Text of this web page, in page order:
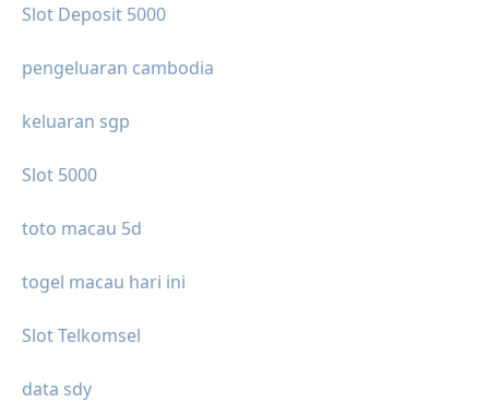
Slot Deposit 5000
pengeluaran cambodia
keluaran sgp
Slot 5000
toto macau 5d
togel macau hari ini
Slot Telkomsel
data sdy